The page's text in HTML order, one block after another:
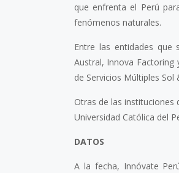
que enfrenta el Perú
fenómenos naturales.
Entre las entidades que
Austral, Innova Factoring
de Servicios Múltiples
Otras de las instituciones
Universidad Católica del
DATOS
A la fecha, Innóvate